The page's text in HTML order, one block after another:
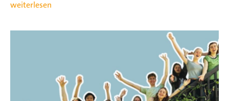
weiterlesen